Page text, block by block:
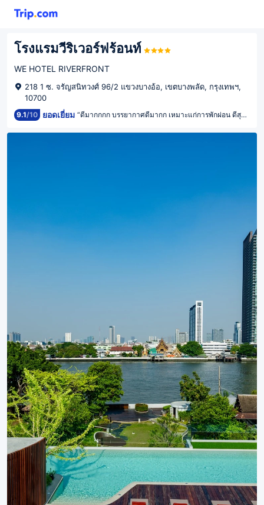
โรงแรมวีริเวอร์ฟร้อนท์
WE HOTEL RIVERFRONT
218 1 ซ. จรัญสนิทวงศ์ 96/2 แขวงบางอ้อ, เขตบางพลัด, กรุงเทพฯ,
10700
9.1/10 ยอดเยี่ยม “ดีมากกกก บรรยากาศดีมากก เหมาะแก่การพักผ่อน ดีสุดๆๆๆๆๆ แนะนำเลยค่ะ ใครอยากไปพักผ่อนที่นี่ดีมากกกก”